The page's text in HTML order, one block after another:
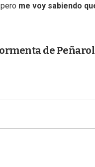
me voy sabiendo
de